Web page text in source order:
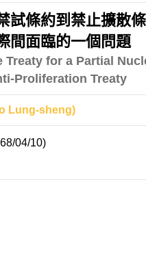
試條約到禁止擴散
間面臨的一個問題
Treaty for a Partial
Proliferation Treaty
Lung-sheng)
04/10)